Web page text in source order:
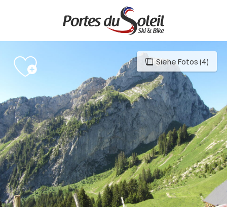
principal
Siehe Fotos (4)